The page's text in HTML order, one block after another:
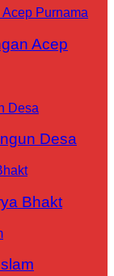
Acep
Desa
Bhakt